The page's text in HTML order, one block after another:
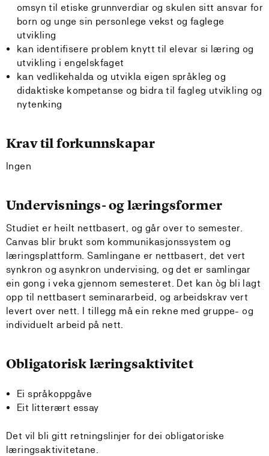
omsyn til etiske grunnverdiar og skulen sitt ansvar for
born og unge sin personlege vekst og faglege
utvikling
kan identifisere problem knytt til elevar si læring og
utvikling i engelskfaget
kan vedlikehalda og utvikla eigen språkleg og
didaktiske kompetanse og bidra til fagleg utvikling og
nytenking
Krav til forkunnskapar
Ingen
Undervisnings- og læringsformer
Studiet er heilt nettbasert, og går over to semester.
Canvas blir brukt som kommunikasjonssystem og
læringsplattform. Samlingane er nettbasert, det vert
synkron og asynkron undervising, og det er samlingar
ein gong i veka gjennom semesteret. Det kan òg bli lagt
opp til nettbasert seminararbeid, og arbeidskrav vert
levert over nett. I tillegg må ein rekne med gruppe- og
individuelt arbeid på nett.
Obligatorisk læringsaktivitet
Ei språkoppgåve
Eit litterært essay
Det vil bli gitt retningslinjer for dei obligatoriske
læringsaktivitetane.